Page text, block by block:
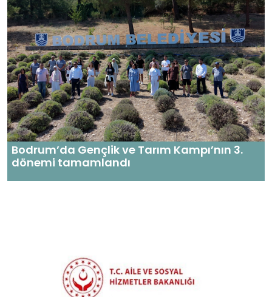
Bodrum’da Gençlik ve Tarım Kampı’nın 3.
dönemi tamamlandı